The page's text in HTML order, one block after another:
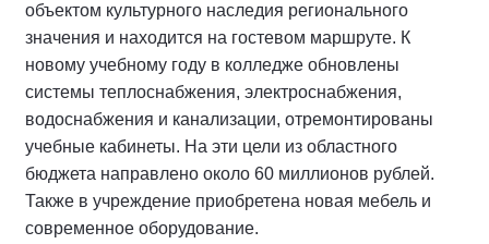
объектом культурного наследия регионального
значения и находится на гостевом маршруте. К
новому учебному году в колледже обновлены
системы теплоснабжения, электроснабжения,
водоснабжения и канализации, отремонтированы
учебные кабинеты. На эти цели из областного
бюджета направлено около 60 миллионов рублей.
Также в учреждение приобретена новая мебель и
современное оборудование.